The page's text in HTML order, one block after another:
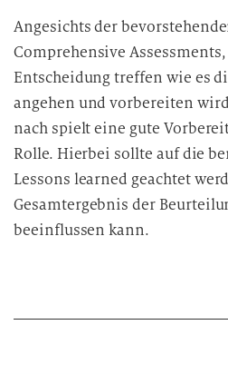
Angesichts der
Comprehensive
Entscheidung treffen wie es
angehen und vorbereiten
nach spielt eine gute
Rolle. Hierbei sollte auf die
Lessons learned geachtet
Gesamtergebnis der
beeinflussen kann.